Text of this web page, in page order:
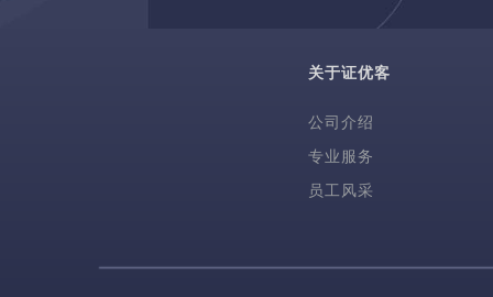
关于证优客
公司介绍
专业服务
员工风采